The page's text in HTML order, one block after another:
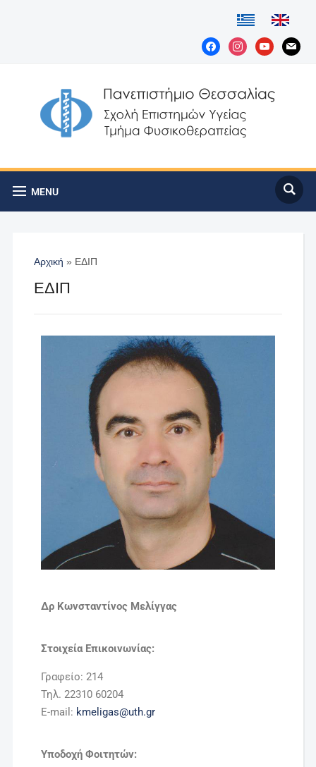
MENU
Αρχική » ΕΔΙΠ
ΕΔΙΠ
Δρ Κωνσταντίνος Μελίγγας
Στοιχεία Επικοινωνίας:
Γραφείο: 214
Τηλ. 22310 60204
E-mail: kmeligas@uth.gr
Υποδοχή Φοιτητών: